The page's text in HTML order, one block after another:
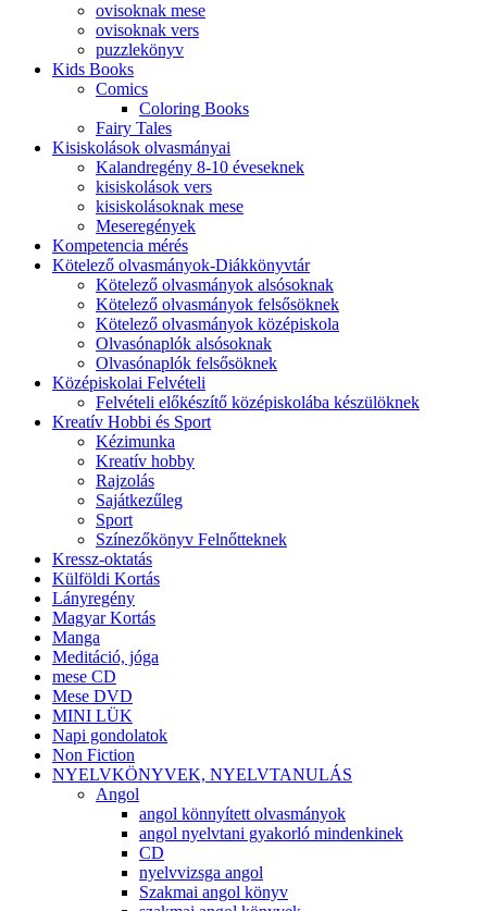
ovisoknak mese
ovisoknak vers
puzzlekönyv
Kids Books
Comics
Coloring Books
Fairy Tales
Kisiskolások olvasmányai
Kalandregény 8-10 éveseknek
kisiskolások vers
kisiskolásoknak mese
Meseregények
Kompetencia mérés
Kötelező olvasmányok-Diákkönyvtár
Kötelező olvasmányok alsósoknak
Kötelező olvasmányok felsősöknek
Kötelező olvasmányok középiskola
Olvasónaplók alsósoknak
Olvasónaplók felsősöknek
Középiskolai Felvételi
Felvételi előkészítő középiskolába készülöknek
Kreatív Hobbi és Sport
Kézimunka
Kreatív hobby
Rajzolás
Sajátkezűleg
Sport
Színezőkönyv Felnőtteknek
Kressz-oktatás
Külföldi Kortás
Lányregény
Magyar Kortás
Manga
Meditáció, jóga
mese CD
Mese DVD
MINI LÜK
Napi gondolatok
Non Fiction
NYELVKÖNYVEK, NYELVTANULÁS
Angol
angol könnyített olvasmányok
angol nyelvtani gyakorló mindenkinek
CD
nyelvvizsga angol
Szakmai angol könyv